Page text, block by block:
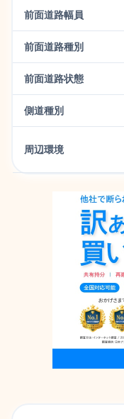
前面道路幅員
前面道路種別
前面道路状態
側道種別
周辺環境